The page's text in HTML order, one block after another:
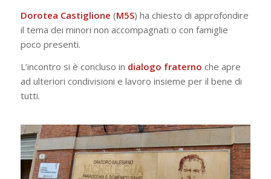
Dorotea Castiglione (M5S) ha chiesto di approfondire
il tema dei minori non accompagnati o con famiglie
poco presenti.
L’incontro si è concluso in dialogo fraterno che apre
ad ulteriori condivisioni e lavoro insieme per il bene di
tutti.